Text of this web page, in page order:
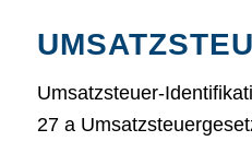
Umsatzsteuer-
27 a